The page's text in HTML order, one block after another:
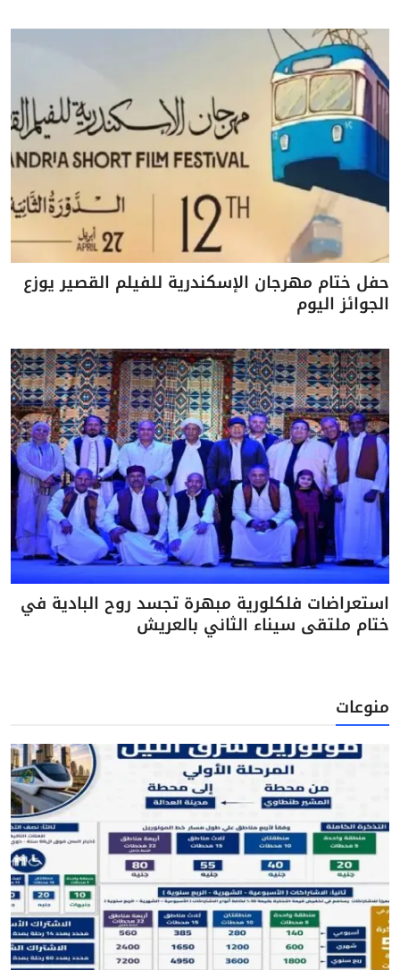
حفل ختام مهرجان الإسكندرية للفيلم القصير يوزع
الجوائز اليوم
استعراضات فلكلورية مبهرة تجسد روح البادية في
ختام ملتقى سيناء الثاني بالعريش
منوعات